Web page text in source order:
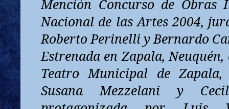
Mención Concurso de Obras
Nacional de las Artes 2004,
Roberto Perinelli y Bernardo
Estrenada en Zapala,
Teatro Municipal de
Susana Mezzelani y